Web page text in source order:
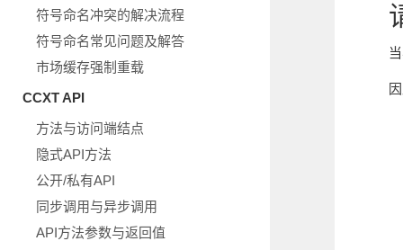
符号命名冲突的解决流程
符号命名常见问题及解答
市场缓存强制重载
CCXT API
方法与访问端结点
隐式API方法
公开/私有API
同步调用与异步调用
API方法参数与返回值